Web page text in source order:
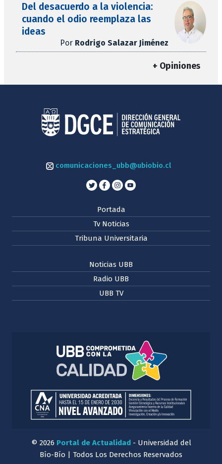
Del desacuerdo a la violencia:
cuando el odio reemplaza las
ideas
Por Rodrigo Salazar Jiménez
+ Opiniones
comunicaciones_ubb@ubiobio.cl
Portada
Tv Noticias
Tribuna Universitaria
Noticias UBB
Radio UBB
UBB TV
© 2026 Portal de Actualidad- Universidad del
Bío-Bío | Todos Los Derechos Reservados